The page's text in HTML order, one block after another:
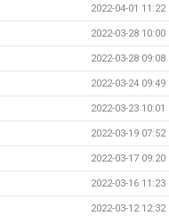
2022-04-01 11:22
2022-03-28 10:00
2022-03-28 09:08
2022-03-24 09:49
2022-03-23 10:01
2022-03-19 07:52
2022-03-17 09:20
2022-03-16 11:23
2022-03-12 12:32